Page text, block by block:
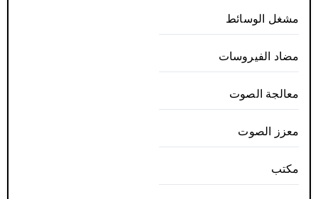
مشغل الوسائط
مضاد الفيروسات
معالجة الصوت
معزز الصوت
مكتب